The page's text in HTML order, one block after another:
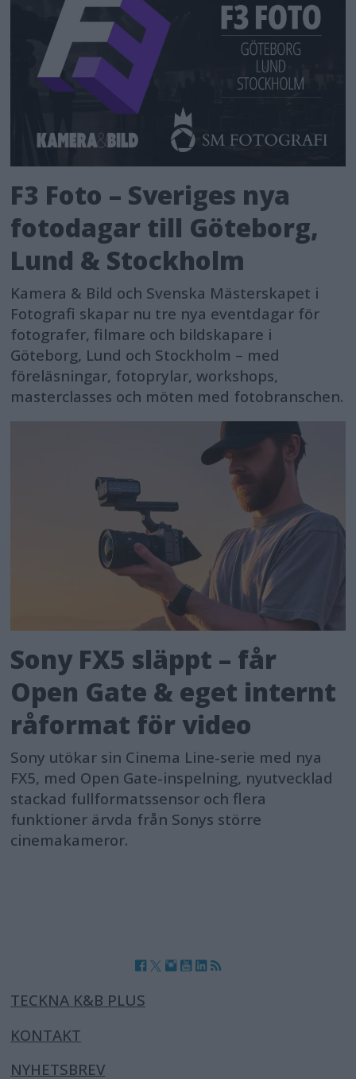
F3 Foto – Sveriges nya
fotodagar till Göteborg,
Lund & Stockholm
Kamera & Bild och Svenska Mästerskapet i
Fotografi skapar nu tre nya eventdagar för
fotografer, filmare och bildskapare i
Göteborg, Lund och Stockholm – med
föreläsningar, fotoprylar, workshops,
masterclasses och möten med fotobranschen.
Sony FX5 släppt – får
Open Gate & eget internt
råformat för video
Sony utökar sin Cinema Line-serie med nya
FX5, med Open Gate-inspelning, nyutvecklad
stackad fullformatssensor och flera
funktioner ärvda från Sonys större
cinemakameror.
TECKNA K&B PLUS
KONTAKT
NYHETSBREV